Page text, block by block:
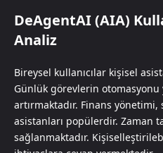
DeAgentAI (AIA)
Analiz
Bireysel kullanıcılar kişisel
Günlük görevlerin otomasyonu
artırmaktadır. Finans
asistanları popülerdir. Zaman
sağlanmaktadır.